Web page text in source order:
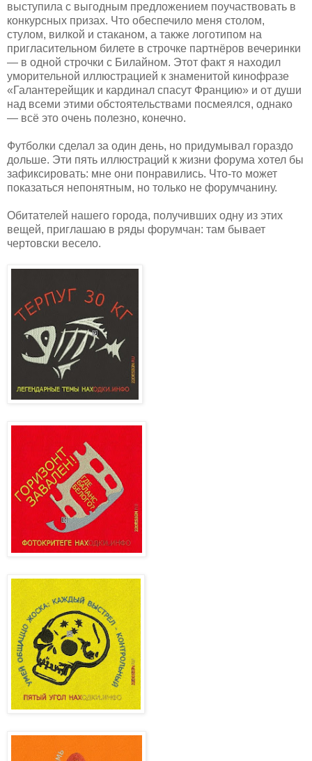
выступила с выгодным предложением поучаствовать в
конкурсных призах. Что обеспечило меня столом,
стулом, вилкой и стаканом, а также логотипом на
пригласительном билете в строчке партнёров вечеринки
— в одной строчки с Билайном. Этот факт я находил
уморительной иллюстрацией к знаменитой кинофразе
«Галантерейщик и кардинал спасут Францию» и от души
над всеми этими обстоятельствами посмеялся, однако
— всё это очень полезно, конечно.
Футболки сделал за один день, но придумывал гораздо
дольше. Эти пять иллюстраций к жизни форума хотел бы
зафиксировать: мне они понравились. Что-то может
показаться непонятным, но только не форумчанину.
Обитателей нашего города, получивших одну из этих
вещей, приглашаю в ряды форумчан: там бывает
чертовски весело.